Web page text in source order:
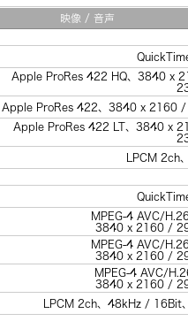
映像 / 音声
Apple ProRes 422 HQ、3840 x
Apple ProRes 422、3840 x 2160
Apple ProRes 422 LT、3840 x
LPCM 2ch
MPEG-4 AVC/
3840 x 2160 /
MPEG-4 AVC/
3840 x 2160 /
MPEG-4 AVC/
3840 x 2160 /
LPCM 2ch、48kHz / 16Bit